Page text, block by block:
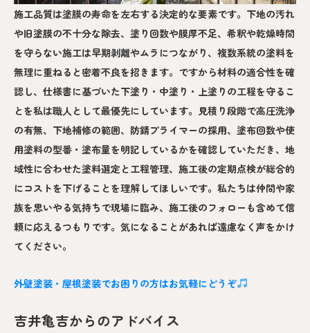
施工品質は塗膜の寿命を左右する決定的な要素です。下地の汚れ
や旧塗膜の不十分な除去、塗り回数や膜厚不足、希釈や乾燥時間
を守らない施工は早期剥離やムラにつながり、複数系統の塗料を
無理に重ねると密着不良を招きます。ですから材料の適合性を確
認し、仕様書に基づいた下塗り・中塗り・上塗りの工程を守るこ
とを私は職人として最優先にしています。見積り段階で高圧洗浄
の有無、下地補修の範囲、防錆プライマーの採用、塗布回数や使
用塗料の型番・塗布量を明記しているかを確認していただき、地
域性に合わせた塗料選定と工程管理、施工後の定期点検が総合的
にコストを下げることを理解してほしいです。私たちは仲間や家
族を思いやる気持ちで現場に臨み、施工後のフォローも含めて信
頼に応えるつもりです。気になることがあれば遠慮なく声をかけ
てください。
外壁塗装・屋根塗装でお困りの方はお気軽にどうぞ
吉井亀吉からのアドバイス